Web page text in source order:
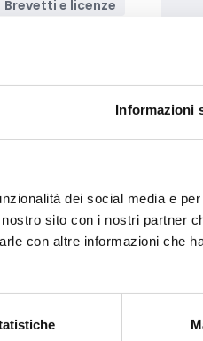
Informazioni
dei social media e
sito con i nostri partner
con altre informazioni che
Brevetti e licenze
Avvio attività